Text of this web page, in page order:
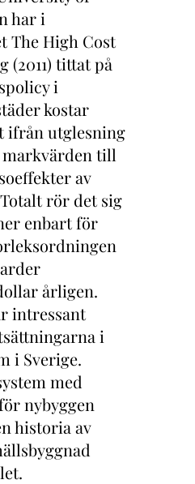
har i
The High Cost
(2011) tittat på
i
kostar
ifrån utglesning
till
av
rör det sig
enbart för
årligen.
intressant
i
i Sverige.
med
nybyggen
historia av